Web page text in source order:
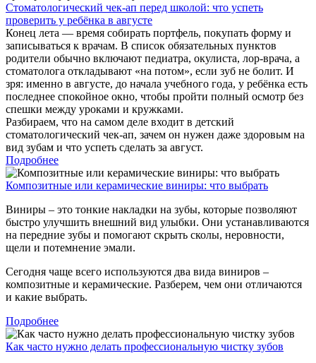
Стоматологический чек-ап перед школой: что успеть
проверить у ребёнка в августе
Конец лета — время собирать портфель, покупать форму и
записываться к врачам. В список обязательных пунктов
родители обычно включают педиатра, окулиста, лор-врача, а
стоматолога откладывают «на потом», если зуб не болит. И
зря: именно в августе, до начала учебного года, у ребёнка есть
последнее спокойное окно, чтобы пройти полный осмотр без
спешки между уроками и кружками.
Разбираем, что на самом деле входит в детский
стоматологический чек-ап, зачем он нужен даже здоровым на
вид зубам и что успеть сделать за август.
Подробнее
Композитные или керамические виниры: что выбрать
Виниры – это тонкие накладки на зубы, которые позволяют
быстро улучшить внешний вид улыбки. Они устанавливаются
на передние зубы и помогают скрыть сколы, неровности,
щели и потемнение эмали.
Сегодня чаще всего используются два вида виниров –
композитные и керамические. Разберем, чем они отличаются
и какие выбрать.
Подробнее
Как часто нужно делать профессиональную чистку зубов